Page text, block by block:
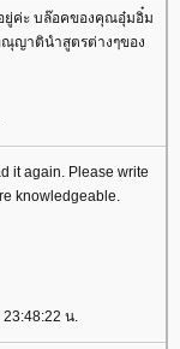
อยู่ค่ะ บล๊อคของคุณอุ๋มอิ๋ม
ณุญาตินำสูตรต่างๆของ
it again. Please write
knowledgeable.
น.